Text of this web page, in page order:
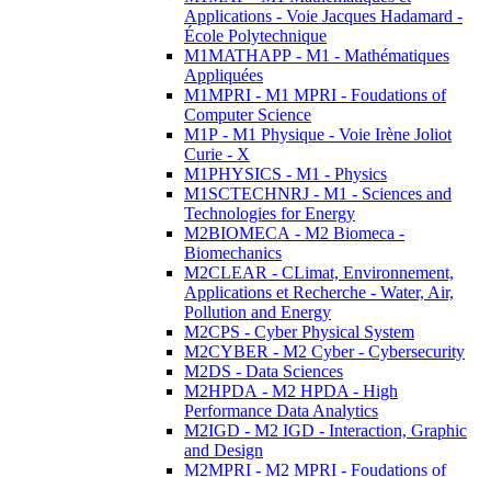
Applications - Voie Jacques Hadamard -
École Polytechnique
M1MATHAPP - M1 - Mathématiques
Appliquées
M1MPRI - M1 MPRI - Foudations of
Computer Science
M1P - M1 Physique - Voie Irène Joliot
Curie - X
M1PHYSICS - M1 - Physics
M1SCTECHNRJ - M1 - Sciences and
Technologies for Energy
M2BIOMECA - M2 Biomeca -
Biomechanics
M2CLEAR - CLimat, Environnement,
Applications et Recherche - Water, Air,
Pollution and Energy
M2CPS - Cyber Physical System
M2CYBER - M2 Cyber - Cybersecurity
M2DS - Data Sciences
M2HPDA - M2 HPDA - High
Performance Data Analytics
M2IGD - M2 IGD - Interaction, Graphic
and Design
M2MPRI - M2 MPRI - Foudations of